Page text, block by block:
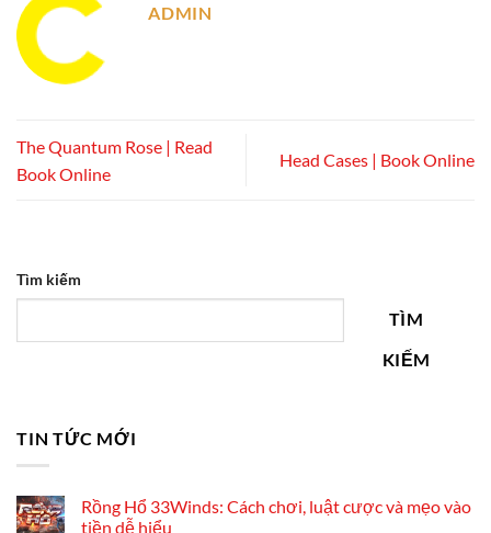
ADMIN
The Quantum Rose | Read
Book Online
Head Cases | Book Online
Tìm kiếm
TÌM
KIẾM
TIN TỨC MỚI
Rồng Hổ 33Winds: Cách chơi, luật cược và mẹo vào
tiền dễ hiểu